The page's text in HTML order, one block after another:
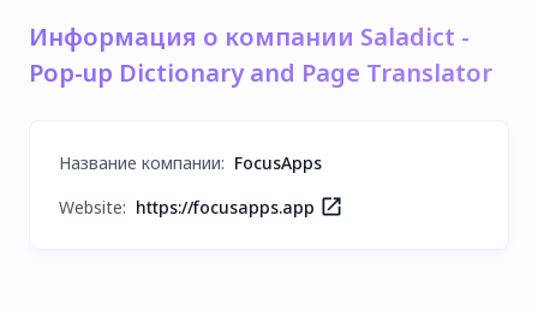
Информация о компании Saladict -
Pop-up Dictionary and Page Translator
Название компании: FocusApps
Website: https://focusapps.app